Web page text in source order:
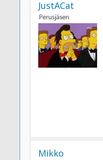
JustACat
Mikko